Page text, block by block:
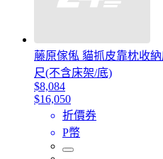
藤原傢俬 貓抓皮靠枕收
尺(不含床架/底)
$8,084
$16,050
折價券
P幣